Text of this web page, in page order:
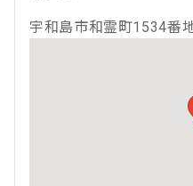
宇和島市和霊町1534番